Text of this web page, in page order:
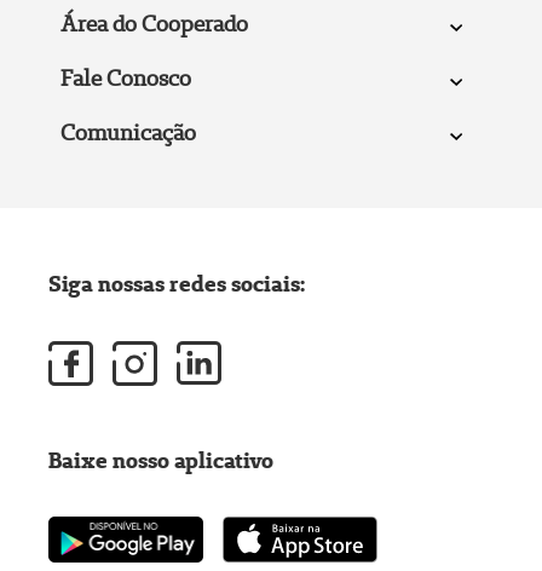
Área do Cooperado
Fale Conosco
Comunicação
Siga nossas redes sociais:
Baixe nosso aplicativo